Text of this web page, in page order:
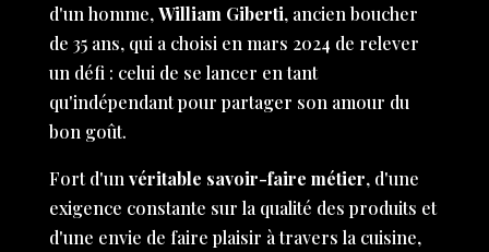
d'un homme,William Giberti, ancien boucher
de 35 ans, qui a choisi en mars 2024 de relever
un défi : celui de se lancer en tant
qu'indépendant pour partager son amour du
bon goût.
Fort d'unvéritable savoir-faire métier, d'une
exigence constante sur la qualité des produits et
d'une envie de faire plaisir à travers la cuisine,